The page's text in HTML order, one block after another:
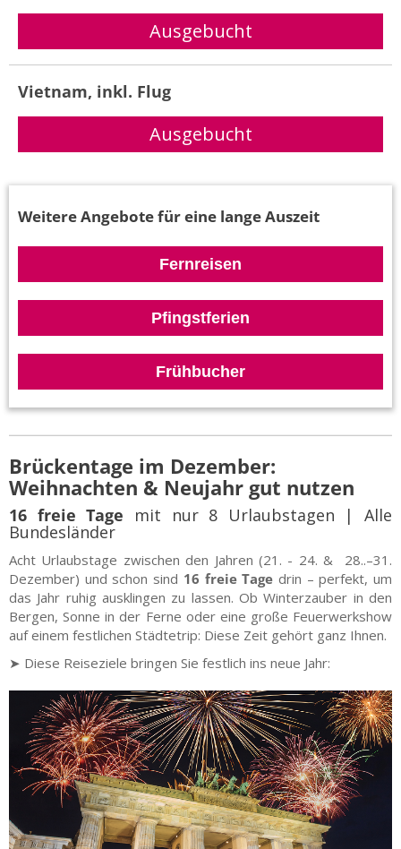
Vietnam, inkl. Flug
Weitere Angebote für eine lange Auszeit
Fernreisen
Pfingstferien
Frühbucher
Brückentage im Dezember:
Weihnachten & Neujahr gut nutzen
16 freie Tage mit nur 8 Urlaubstagen | Alle
Bundesländer
Acht Urlaubstage zwischen den Jahren (21. - 24. & 28..–31.
Dezember) und schon sind 16 freie Tage drin – perfekt, um
das Jahr ruhig ausklingen zu lassen. Ob Winterzauber in den
Bergen, Sonne in der Ferne oder eine große Feuerwerkshow
auf einem festlichen Städtetrip: Diese Zeit gehört ganz Ihnen.
➤ Diese Reiseziele bringen Sie festlich ins neue Jahr: